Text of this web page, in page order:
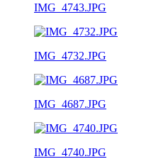
IMG_4743.JPG
IMG_4732.JPG
IMG_4687.JPG
IMG_4740.JPG